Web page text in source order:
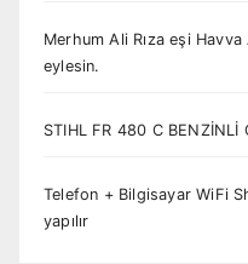
Merhum Ali Rıza eşi
eylesin.
STIHL FR 480 C BENZİNLİ
Telefon + Bilgisayar WiFi
yapılır